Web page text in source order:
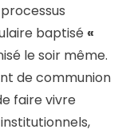
baptisé «
le soir même.
de communion
faire vivre